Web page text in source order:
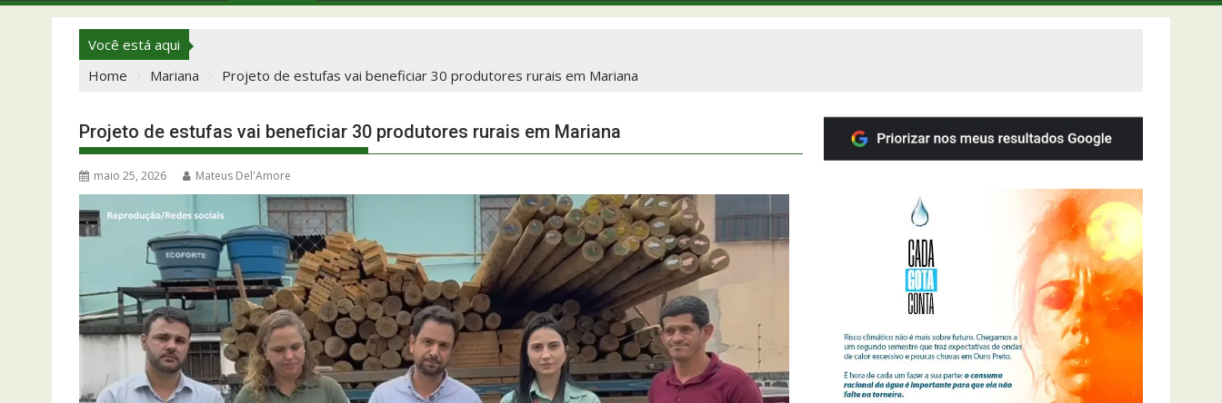
Você está aqui
Home
Mariana Projeto de estufas vai beneficiar 30 produtores rurais em Mariana
Projeto de estufas vai beneficiar 30 produtores rurais em Mariana
maio 25, 2026 Mateus Del'Amore